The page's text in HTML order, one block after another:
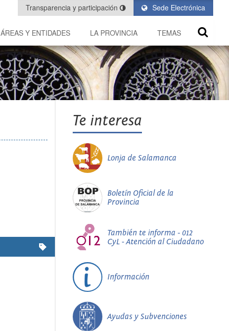
Sede Electrónica
Transparencia y participación
ÁREAS Y ENTIDADES LA PROVINCIA TEMAS
Te interesa
Lonja de Salamanca
Boletín Oficial de la
Provincia
También te informa - 012
CyL - Atención al Ciudadano
Información
Ayudas y Subvenciones